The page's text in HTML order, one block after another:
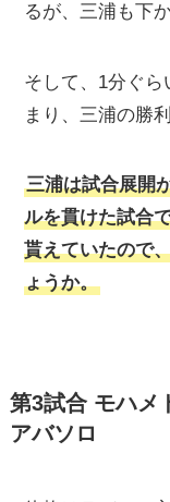
るが、三浦も下
そして、1分ぐ
まり、三浦の勝利
三浦は試合展開
ルを貫けた試合
貰えていたので
ょうか。
第3試合 モハメ
アバソロ